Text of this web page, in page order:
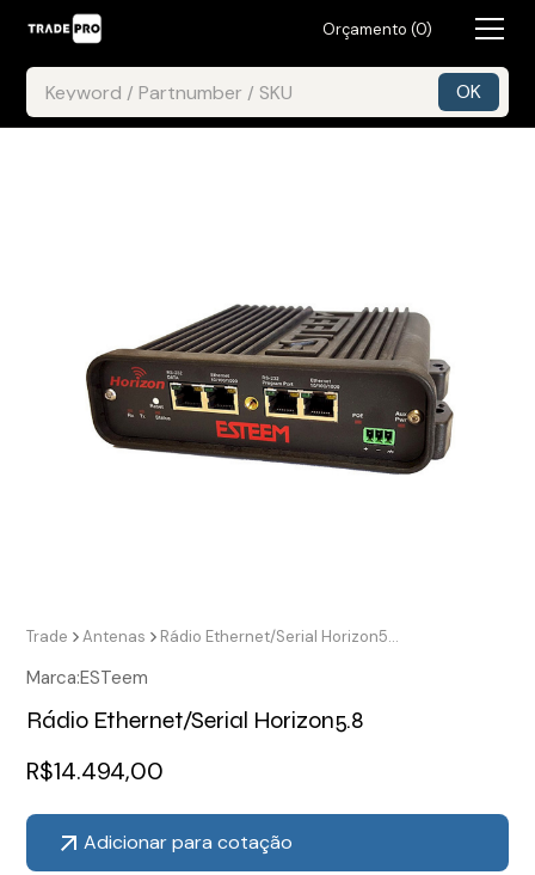
Orçamento (0)
Trade Antenas Rádio Ethernet/Serial Horizon5.8
Marca:ESTeem
Rádio Ethernet/Serial Horizon5.8
R$14.494,00
Adicionar para cotação